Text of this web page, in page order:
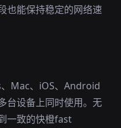
也能保持稳定的网络速
Mac、iOS、Android
台设备上同时使用。无
一致的快橙fast